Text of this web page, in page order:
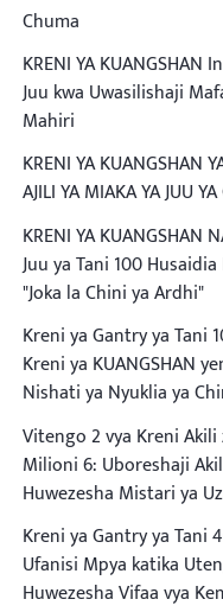
Chuma
KRENI YA
Juu kwa Uwasilishaji
Mahiri
KRENI YA KUANGSHAN
AJILI YA MIAKA YA JUU YA
KRENI YA
Juu ya Tani 100
"Joka la Chini ya Ardhi"
Kreni ya Gantry ya Tani
Kreni ya KUANGSHAN
Nishati ya Nyuklia ya
Vitengo 2 vya Kreni
Milioni 6: Uboreshaji
Huwezesha Mistari ya
Kreni ya Gantry ya Tani
Ufanisi Mpya katika
Huwezesha Vifaa vya